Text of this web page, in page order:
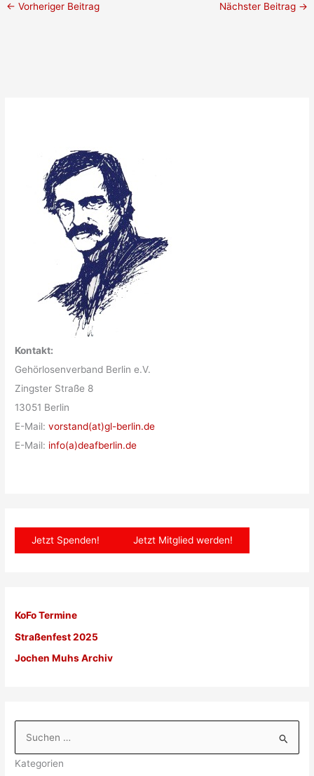
← Vorheriger Beitrag Nächster Beitrag →
Kontakt:
Gehörlosenverband Berlin e.V.
Zingster Straße 8
13051 Berlin
E-Mail:vorstand(at)gl-berlin.de
E-Mail: info(a)deafberlin.de
Jetzt Spenden! Jetzt Mitglied werden!
KoFo Termine
Straßenfest 2025
Jochen Muhs Archiv
c
Kategorien